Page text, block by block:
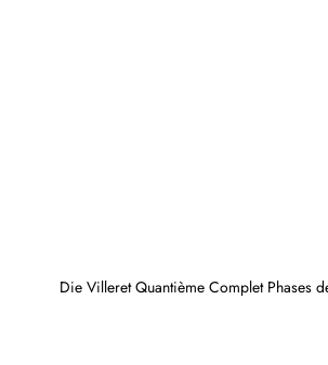
Die Villeret Quantième Complet Phases